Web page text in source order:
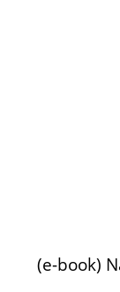
(e-book)